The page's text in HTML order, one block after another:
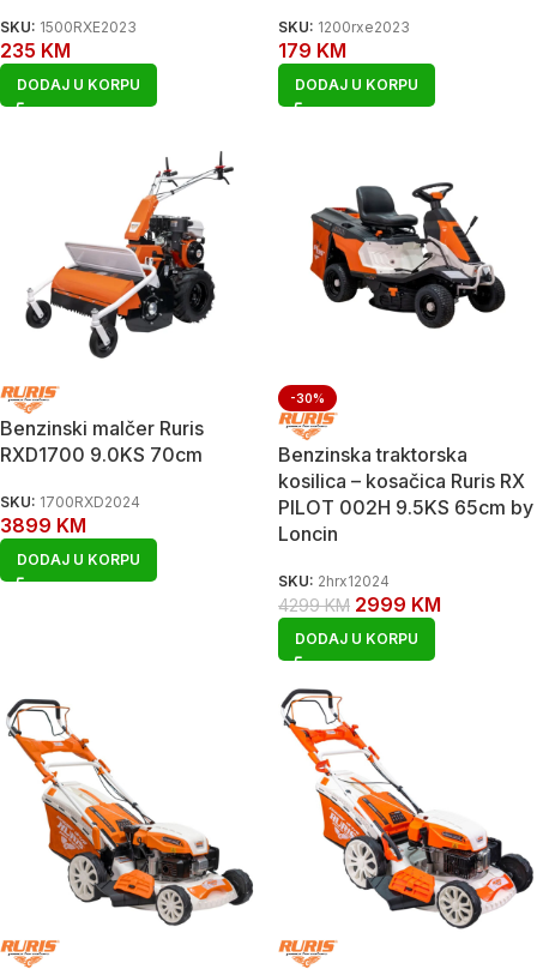
SKU: 1500RXE2023
235 KM
DODAJ U KORPU
SKU: 1200rxe2023
179 KM
DODAJ U KORPU
Benzinski malčer Ruris
RXD1700 9.0KS 70cm
SKU: 1700RXD2024
3899 KM
DODAJ U KORPU
-30%
Benzinska traktorska
kosilica – kosačica Ruris RX
PILOT 002H 9.5KS 65cm by
Loncin
SKU: 2hrx12024
4299KM 2999 KM
DODAJ U KORPU